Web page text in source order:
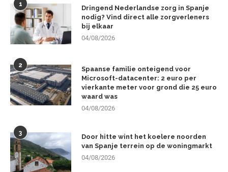
1
Dringend Nederlandse zorg in Spanje
nodig? Vind direct alle zorgverleners
bij elkaar
04/08/2026
2
Spaanse familie onteigend voor
Microsoft-datacenter: 2 euro per
vierkante meter voor grond die 25 euro
waard was
04/08/2026
3
Door hitte wint het koelere noorden
van Spanje terrein op de woningmarkt
04/08/2026